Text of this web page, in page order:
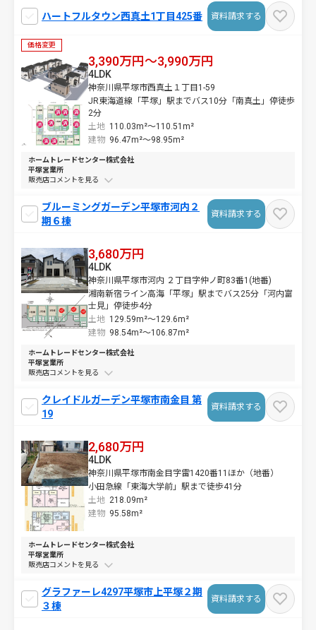
ハートフルタウン西真土1丁目425番 資料請求する
価格変更
3,390万円～3,990万円
神奈川県平塚市西真土１丁目1-59
JR東海道線「平塚」駅までバス10分「南真土」停徒歩
2分
土地 110.03m²～110.51m²
4LDK
建物 96.47m²～98.95m²
ホームトレードセンター株式会社
平塚営業所
販売店コメントを
ブルーミングガーデン平塚市河内２
期６棟
資料請求する
3,680万円
神奈川県平塚市河内 ２丁目字仲ノ町83番1(地番)
湘南新宿ライン高海「平塚」駅までバス25分「河内富
士見」停徒歩4分
土地 129.59m²～129.6m²
4LDK
建物 98.54m²～106.87m²
ホームトレードセンター株式会社
平塚営業所
販売店コメントを
クレイドルガーデン平塚市南金目 第
19
資料請求する
2,680万円
神奈川県平塚市南金目字雷1420番11ほか（地番）
小田急線「東海大学前」駅まで徒歩41分
土地 218.09m²
4LDK
建物 95.58m²
ホームトレードセンター株式会社
平塚営業所
販売店コメントを
グラファーレ4297平塚市上平塚２期
３棟
資料請求する